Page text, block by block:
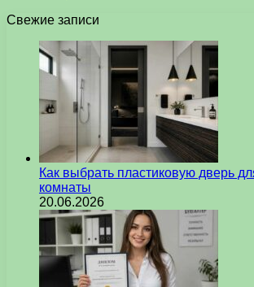
Свежие записи
Как выбрать пластиковую дверь
комнаты
20.06.2026